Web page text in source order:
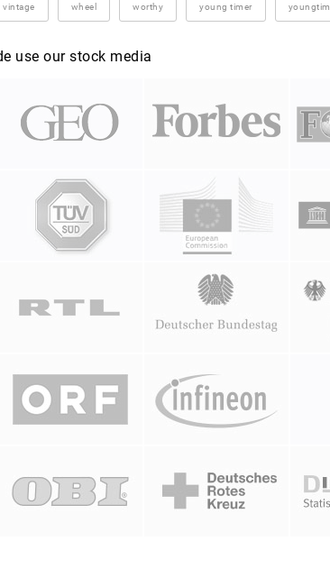
vintage wheel worthy young timer
use our stock media